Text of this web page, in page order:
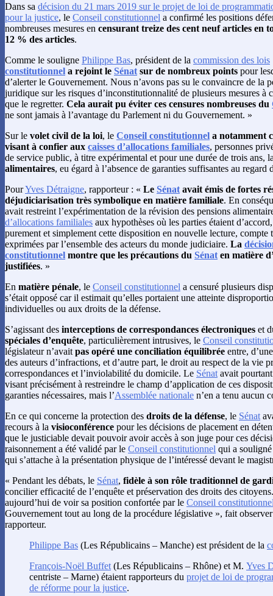
Dans sa décision du 21 mars 2019 sur le projet de loi de
pour la justice, le Conseil constitutionnel a confirmé les positions
nombreuses mesures en censurant treize des cent neuf articles en
12 % des articles.
Comme le souligne Philippe Bas, président de la commission des lois
constitutionnel a rejoint le Sénat sur de nombreux points pour
d’alerter le Gouvernement. Nous n’avons pas su le convaincre de la
juridique sur les risques d’inconstitutionnalité de plusieurs mesures à
que le regretter. Cela aurait pu éviter ces censures nombreuses du
ne sont jamais à l’avantage du Parlement ni du Gouvernement. »
Sur le volet civil de la loi, le Conseil constitutionnel a notamment
visant à confier aux caisses d’allocations familiales, personnes
de service public, à titre expérimental et pour une durée de trois ans,
alimentaires, eu égard à l’absence de garanties suffisantes au regard
PourYves Détraigne, rapporteur : « Le Sénat avait émis de fortes
déjudiciarisation très symbolique en matière familiale. En
avait restreint l’expérimentation de la révision des pensions
d’allocations familiales aux hypothèses où les parties étaient
purement et simplement cette disposition en nouvelle lecture, compte
exprimées par l’ensemble des acteurs du monde judiciaire. La
constitutionnel montre que les précautions du Sénat en matière
justifiées. »
En matière pénale, le Conseil constitutionnel a censuré plusieurs
s’était opposé car il estimait qu’elles portaient une atteinte
individuelles ou aux droits de la défense.
S’agissant des interceptions de correspondances électroniques et
spéciales d’enquête, particulièrement intrusives, le Conseil
législateur n’avait pas opéré une conciliation équilibrée entre,
des auteurs d’infractions, et d’autre part, le droit au respect de la vie
correspondances et l’inviolabilité du domicile. Le Sénat avait
visant précisément à restreindre le champ d’application de ces
garanties nécessaires, mais l’Assemblée nationale n’en a tenu aucun
En ce qui concerne la protection des droits de la défense, le Sénat
recours à la visioconférence pour les décisions de placement en
que le justiciable devait pouvoir avoir accès à son juge pour ces
raisonnement a été validé par le Conseil constitutionnel qui a
qui s’attache à la présentation physique de l’intéressé devant le
« Pendant les débats, le Sénat, fidèle à son rôle traditionnel de
concilier efficacité de l’enquête et préservation des droits des
aujourd’hui de voir sa position confortée par le Conseil
Gouvernement tout au long de la procédure législative », fait
rapporteur.
Philippe Bas (Les Républicains – Manche) est président de la
François-Noël Buffet (Les Républicains – Rhône) et M. Yves
centriste – Marne) étaient rapporteurs du projet de loi de
de réforme pour la justice.